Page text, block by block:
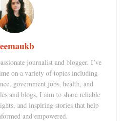
journalist and blogger. I’ve
on a variety of topics including
government jobs, health, and
and blogs, I aim to share reliable
and inspiring stories that help
and empowered.